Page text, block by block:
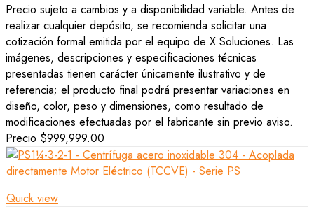
Precio sujeto a cambios y a disponibilidad variable. Antes de
realizar cualquier depósito, se recomienda solicitar una
cotización formal emitida por el equipo de X Soluciones. Las
imágenes, descripciones y especificaciones técnicas
presentadas tienen carácter únicamente ilustrativo y de
referencia; el producto final podrá presentar variaciones en
diseño, color, peso y dimensiones, como resultado de
modificaciones efectuadas por el fabricante sin previo aviso.
Precio $999,999.00
Quick view